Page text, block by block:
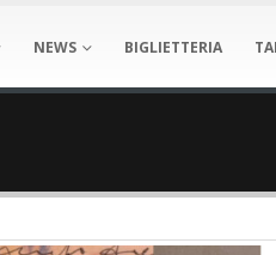
NEWS BIGLIETTERIA